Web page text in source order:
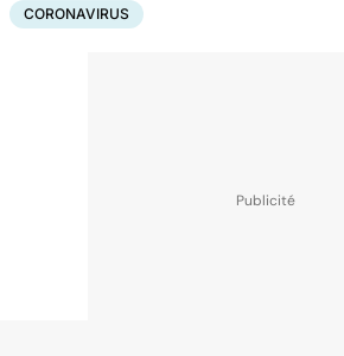
CORONAVIRUS